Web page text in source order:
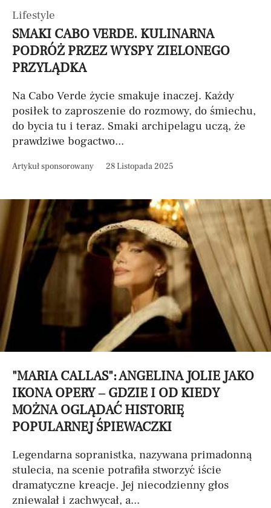
Lifestyle
SMAKI CABO VERDE. KULINARNA
PODRÓŻ PRZEZ WYSPY ZIELONEGO
PRZYLĄDKA
Na Cabo Verde życie smakuje inaczej. Każdy
posiłek to zaproszenie do rozmowy, do śmiechu,
do bycia tu i teraz. Smaki archipelagu uczą, że
prawdziwe bogactwo...
Artykuł sponsorowany 28 Listopada 2025
"MARIA CALLAS": ANGELINA JOLIE JAKO
IKONA OPERY – GDZIE I OD KIEDY
MOŻNA OGLĄDAĆ HISTORIĘ
POPULARNEJ ŚPIEWACZKI
Legendarna sopranistka, nazywana primadonną
stulecia, na scenie potrafiła stworzyć iście
dramatyczne kreacje. Jej niecodzienny głos
zniewalał i zachwycał, a...